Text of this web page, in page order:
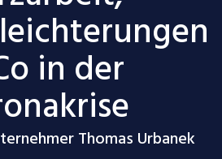
in der
Thomas Urbanek